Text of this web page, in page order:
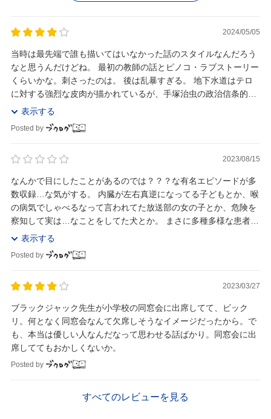
2024/05/05
当時は最先端で誰も描いてはいなかった話のスタイルなんだろう
なと思うんだけどね。 最初の教師の話とピノコ・ラブストーリー
くらいかな。刺さったのは。 後は乱暴すぎる。 地下水道はテロ
に対する強烈な皮肉が描かれているが、手塚治虫の政治信条的に
それでいいんだろうか。 海は恋のかおりもあま...
表示する
Posted by
2023/08/15
なんかで目にしたことがあるのでは？？？な有名エピソードが多
数収録…な気がする。 内臓が左右真逆になってる子どもとか、喉
の病気でしゃべるなって言われてた放送部の女の子とか、危険を
察知して実は…なことをしてた犬とか。 まさに多種多様な患者と
ブラックジャック先生のエピソード。マジで手塚...
表示する
Posted by
2023/03/27
ブラックジャック先生が小学校の同窓会に出席してて、ビック
リ。何となく同窓会なんて欠席しそうなイメージだったから。で
も、本当は優しい人なんだなって思わせる話ばかり。同窓会に出
席しててもおかしくないか。
Posted by
すべてのレビューを見る